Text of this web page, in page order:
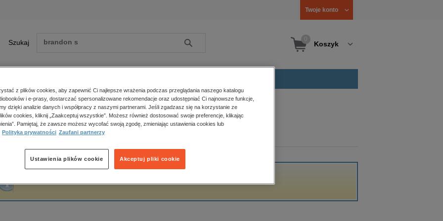
Twoje konto
Szukaj Szukaj Koszyk
Zobacz wszystkie E-prasa
polityka, społeczno-informacyjne
psychologiczne
popularno-naukowe
historia
główna Iwona Koza
Koza
z plików cookies, aby zapewnić Ci najlepsze wrażenia podczas przeglądania naszego katalogu
i e-prasy, dostarczać spersonalizowane rekomendacje oraz udostępniać Ci najnowsze funkcje,
dzięki analizie danych i współpracy z naszymi partnerami. Jeśli zgadzasz się na korzystanie ze
cookies, kliknij „Zaakceptuj wszystkie”. Możesz również dostosować swoje preferencje, klikając
Pamiętaj, że zawsze możesz wycofać swoją zgodę, zmieniając ustawienia cookies lub
Polityka prywatności Zaufani partnerzy
Akceptuj pliki cookie
Ustawienia plików cookie